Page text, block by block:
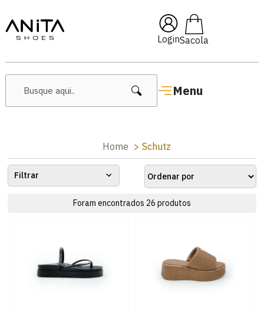
Login
Menu
Pai10
Home Schutz
Filtrar
Foram encontrados 26 produtos